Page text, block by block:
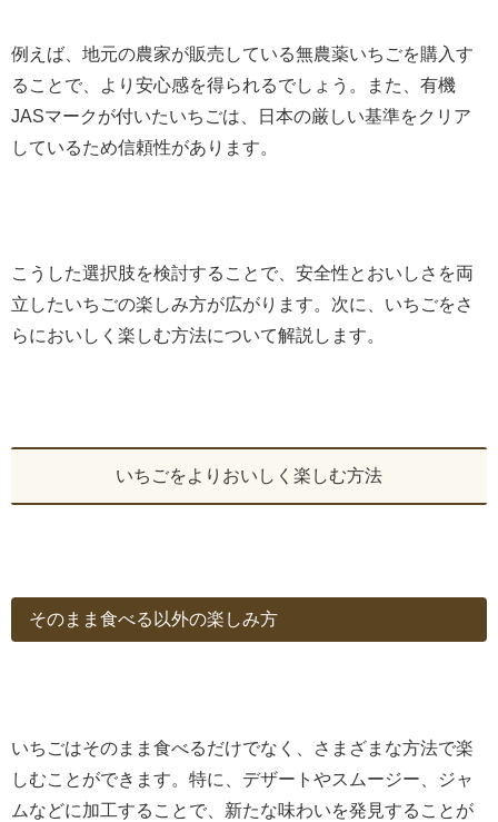
例えば、地元の農家が販売している無農薬いちごを購入す
ることで、より安心感を得られるでしょう。また、有機
JASマークが付いたいちごは、日本の厳しい基準をクリア
しているため信頼性があります。
こうした選択肢を検討することで、安全性とおいしさを両
立したいちごの楽しみ方が広がります。次に、いちごをさ
らにおいしく楽しむ方法について解説します。
いちごをよりおいしく楽しむ方法
そのまま食べる以外の楽しみ方
いちごはそのまま食べるだけでなく、さまざまな方法で楽
しむことができます。特に、デザートやスムージー、ジャ
ムなどに加工することで、新たな味わいを発見することが